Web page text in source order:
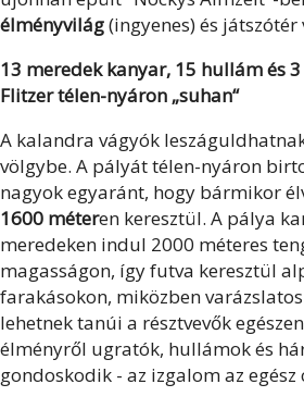
élményvilág(ingyenes) és
13 meredek kanyar, 15 hullám és
Flitzer télen-nyáron „suhan“
A kalandra vágyók
völgybe. A pályát télen-nyáron
nagyok egyaránt, hogy bármikor
1600 méteren keresztül. A pálya
meredeken indul 2000 méteres
magasságon, így futva keresztül
farakásokon, miközben
lehetnek tanúi a résztvevők
élményről ugratók, hullámok és
gondoskodik - az izgalom az